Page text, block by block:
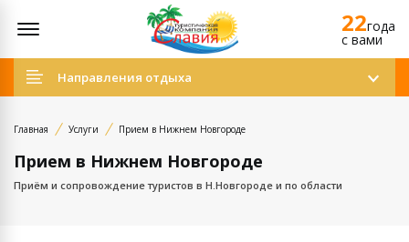
22года
c вами
Направления отдыха
Главная Услуги Прием в Нижнем Новгороде
Прием в Нижнем Новгороде
Приём и сопровождение туристов в Н.Новгороде и по области